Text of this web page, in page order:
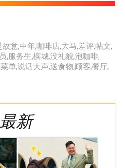
故意,中年,咖啡店,大马,差评,帖文,
,服务生,槟城,没礼貌,泡咖啡,
菜单,说话大声,送食物,顾客,餐厅,
最新